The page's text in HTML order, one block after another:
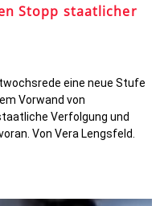
Stopp staatlicher
eine neue Stufe
Vorwand von
Verfolgung und
Von Vera Lengsfeld.